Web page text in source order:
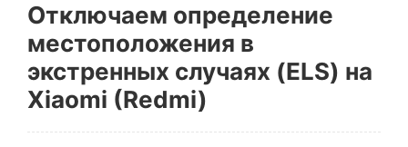
Отключаем определение
местоположения в
экстренных случаях (ELS) на
Xiaomi (Redmi)